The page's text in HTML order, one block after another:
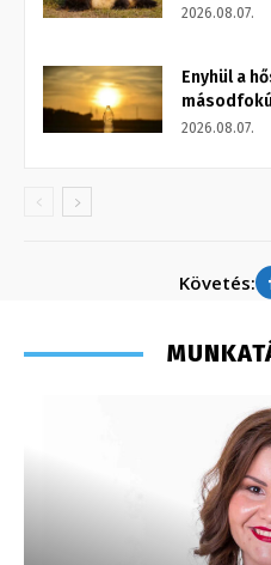
2026.08.07.
Enyhül a
2026.08.07.
Követés: